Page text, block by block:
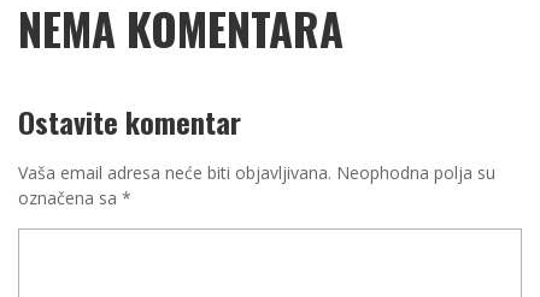
NEMA KOMENTARA
Ostavite komentar
Vaša email adresa neće biti objavljivana. Neophodna polja su
označena sa *